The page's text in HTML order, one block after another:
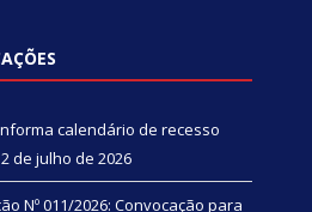
calendário de recesso
2 de julho de 2026
Nº 011/2026: Convocação para